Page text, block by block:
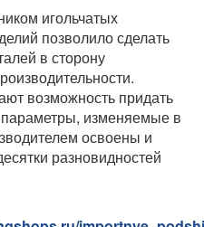
игольчатых
позволило сделать
в сторону
возможность придать
изменяемые в
освоены и
разновидностей